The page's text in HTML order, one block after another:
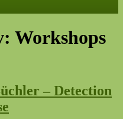
Workshops
– Detection